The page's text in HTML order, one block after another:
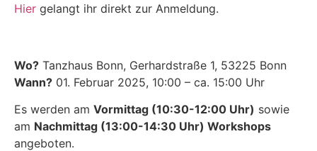
Hier gelangt ihr direkt zur Anmeldung.
Wo? Tanzhaus Bonn, Gerhardstraße 1, 53225 Bonn
Wann? 01. Februar 2025, 10:00 – ca. 15:00 Uhr
Es werden am Vormittag (10:30-12:00 Uhr) sowie
am Nachmittag (13:00-14:30 Uhr) Workshops
angeboten.